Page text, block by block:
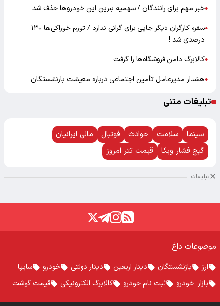
●خبر مهم برای رانندگان / سهمیه بنزین این خودروها حذف شد
●
سفره کارگران دیگر جایی برای گرانی ندارد / تورم خوراکی‌ها ۱۳۰
درصدی شد !
●کالابرگ دامن فروشگاه‌ها را گرفت
●هشدار مدیرعامل تأمین اجتماعی درباره معیشت بازنشستگان
تبلیغات متنی
سینما سلامت حوادث فوتبال
مالی ایرانیان
گیج فشار ویکا
قیمت تتر امروز
تبلیغات
موضوعات داغ
ارز بازنشستگان دینار اربعین دینار دولتی خودرو
سایپا
بازار خودرو
ثبت نام خودرو کالابرگ الکترونیکی قیمت گوشت